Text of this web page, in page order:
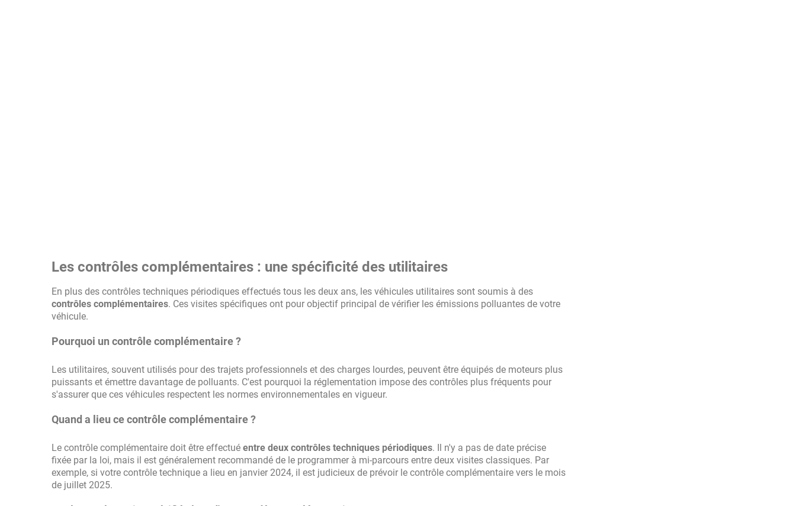
Les contrôles complémentaires : une spécificité des utilitaires
En plus des contrôles techniques périodiques effectués tous les deux ans, les véhicules utilitaires sont soumis à des
contrôles complémentaires. Ces visites spécifiques ont pour objectif principal de vérifier les émissions polluantes de votre
véhicule.
Pourquoi un contrôle complémentaire ?
Les utilitaires, souvent utilisés pour des trajets professionnels et des charges lourdes, peuvent être équipés de moteurs plus
puissants et émettre davantage de polluants. C'est pourquoi la réglementation impose des contrôles plus fréquents pour
s'assurer que ces véhicules respectent les normes environnementales en vigueur.
Quand a lieu ce contrôle complémentaire ?
Le contrôle complémentaire doit être effectué entre deux contrôles techniques périodiques. Il n'y a pas de date précise
fixée par la loi, mais il est généralement recommandé de le programmer à mi-parcours entre deux visites classiques. Par
exemple, si votre contrôle technique a lieu en janvier 2024, il est judicieux de prévoir le contrôle complémentaire vers le mois
de juillet 2025.